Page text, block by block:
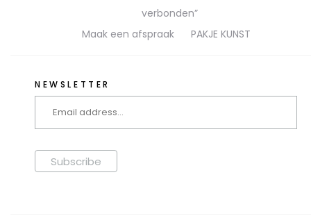
verbonden”
Maak een afspraak
PAKJE KUNST
NEWSLETTER